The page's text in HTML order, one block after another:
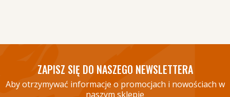
ZAPISZ SIĘ DO NASZEGO NEWSLETTERA
Aby otrzymywać informacje o promocjach i nowościach w
naszym sklepie